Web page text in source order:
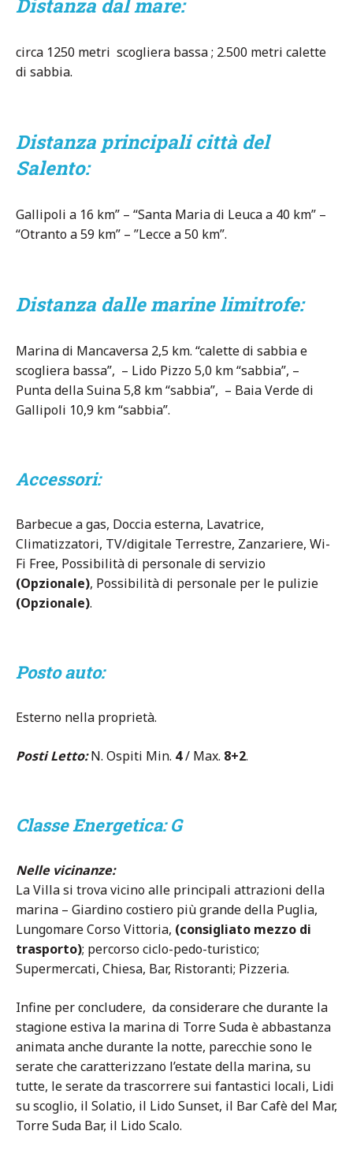
Distanza dal mare:
circa 1250 metri scogliera bassa ; 2.500 metri calette
di sabbia.
Distanza principali città del
Salento:
Gallipoli a 16 km” – “Santa Maria di Leuca a 40 km” –
“Otranto a 59 km” – ”Lecce a 50 km”.
Distanza dalle marine limitrofe:
Marina di Mancaversa 2,5 km. “calette di sabbia e
scogliera bassa”, – Lido Pizzo 5,0 km “sabbia”, –
Punta della Suina 5,8 km “sabbia”, – Baia Verde di
Gallipoli 10,9 km “sabbia”.
Accessori:
Barbecue a gas, Doccia esterna, Lavatrice,
Climatizzatori, TV/digitale Terrestre, Zanzariere, Wi-
Fi Free, Possibilità di personale di servizio
(Opzionale), Possibilità di personale per le pulizie
(Opzionale).
Posto auto:
Esterno nella proprietà.
Posti Letto: N. Ospiti Min. 4/ Max. 8+2.
Classe Energetica: G
Nelle vicinanze:
La Villa si trova vicino alle principali attrazioni della
marina – Giardino costiero più grande della Puglia,
Lungomare Corso Vittoria, (consigliato mezzo di
trasporto); percorso ciclo-pedo-turistico;
Supermercati, Chiesa, Bar, Ristoranti; Pizzeria.
Infine per concludere, da considerare che durante la
stagione estiva la marina di Torre Suda è abbastanza
animata anche durante la notte, parecchie sono le
serate che caratterizzano l’estate della marina, su
tutte, le serate da trascorrere sui fantastici locali, Lidi
su scoglio, il Solatio, il Lido Sunset, il Bar Cafè del Mar,
Torre Suda Bar, il Lido Scalo.